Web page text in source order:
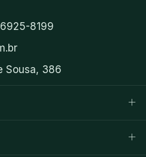
8199
Sousa, 386